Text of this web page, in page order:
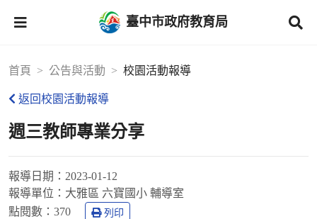
臺中市政府教育局
首頁 公告與活動 校園活動報導
返回校園活動報導
週三教師專業分享
報導日期： 2023-01-12
報導單位： 大雅區 六寶國小 輔導室
點閱數： 370 列印